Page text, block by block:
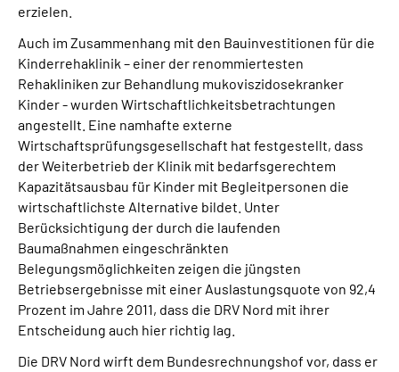
erzielen.
Auch im Zusammenhang mit den Bauinvestitionen für die
Kinderrehaklinik – einer der renommiertesten
Rehakliniken zur Behandlung mukoviszidosekranker
Kinder - wurden Wirtschaftlichkeitsbetrachtungen
angestellt. Eine namhafte externe
Wirtschaftsprüfungsgesellschaft hat festgestellt, dass
der Weiterbetrieb der Klinik mit bedarfsgerechtem
Kapazitätsausbau für Kinder mit Begleitpersonen die
wirtschaftlichste Alternative bildet. Unter
Berücksichtigung der durch die laufenden
Baumaßnahmen eingeschränkten
Belegungsmöglichkeiten zeigen die jüngsten
Betriebsergebnisse mit einer Auslastungsquote von 92,4
Prozent im Jahre 2011, dass die DRV Nord mit ihrer
Entscheidung auch hier richtig lag.
Die DRV Nord wirft dem Bundesrechnungshof vor, dass er